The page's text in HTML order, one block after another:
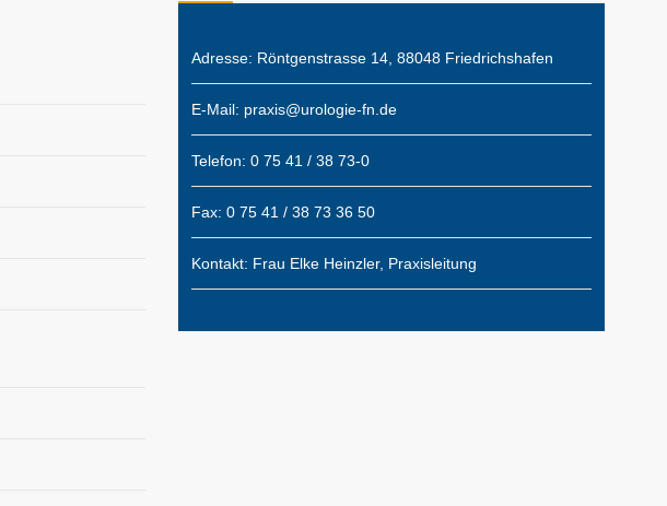
Adresse: Röntgenstrasse 14, 88048 Friedrichshafen
E-Mail: praxis@urologie-fn.de
Telefon: 0 75 41 / 38 73-0
Fax: 0 75 41 / 38 73 36 50
Kontakt: Frau Elke Heinzler, Praxisleitung